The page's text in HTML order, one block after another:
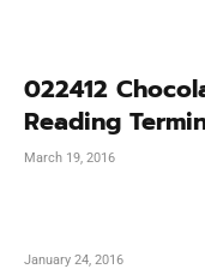
022412
Reading
March 19, 2016
January 24, 2016